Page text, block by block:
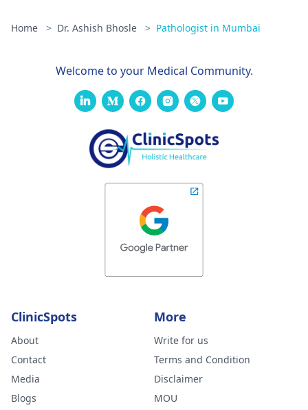
Home > Dr. Ashish Bhosle > Pathologist in Mumbai
Welcome to your Medical Community.
ClinicSpots
About
Contact
Media
Blogs
More
Write for us
Terms and Condition
Disclaimer
MOU